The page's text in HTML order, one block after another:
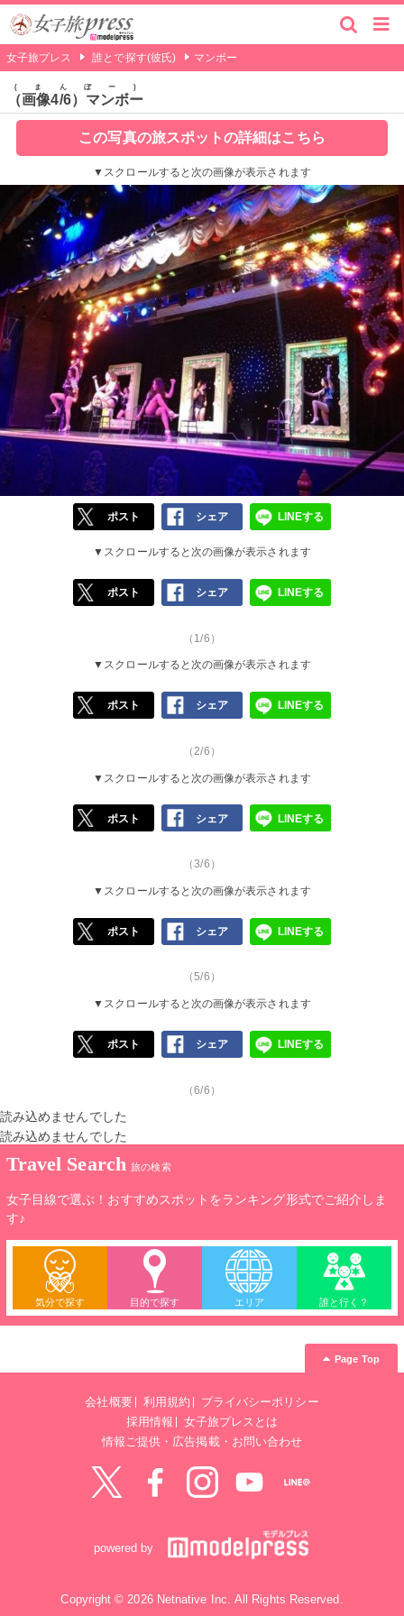
女子旅プレス 誰とで探す(彼氏) マンボー
（画像4/6）マンボー
まんぼー
この写真の旅スポットの詳細はこちら
▼スクロールすると次の画像が表示されます
ポスト シェア LINEする
▼スクロールすると次の画像が表示されます
ポスト シェア LINEする
（1/6）
▼スクロールすると次の画像が表示されます
ポスト シェア LINEする
（2/6）
▼スクロールすると次の画像が表示されます
ポスト シェア LINEする
（3/6）
▼スクロールすると次の画像が表示されます
ポスト シェア LINEする
（5/6）
▼スクロールすると次の画像が表示されます
ポスト シェア LINEする
（6/6）
読み込めませんでした
読み込めませんでした
Travel Search 旅の検索
女子目線で選ぶ！おすすめスポットをランキング形式でご紹介しま
す♪
気分で探す 目的で探す エリア 誰と行く？
Page Top
会社概要 利用規約
プライバシーポリシー
採用情報
女子旅プレスとは
情報ご提供・広告掲載・お問い合わせ
Facebook
powered by
Copyright © 2026 Netnative Inc. All Rights Reserved.